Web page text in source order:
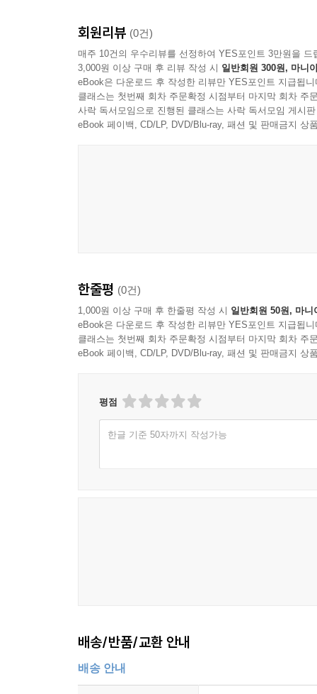
18. 민들레와 씨앗
19. 들국화 바구니
20. 계절 꽃 리스
회원리뷰 (0건)
매주 10건의 우수리뷰를 선정하여 YES포인트 3만원을 드
3,000원 이상 구매 후 리뷰 작성 시 일반회원 300원, 마니
eBook은 다운로드 후 작성한 리뷰만 YES포인트 지급됩니
클래스는 첫번째 회차 주문확정 시점부터 마지막 회차 주
사락 독서모임으로 진행된 클래스는 사락 독서모임 게시
eBook 페이백, CD/LP, DVD/Blu-ray, 패션 및 판매금지 상
한줄평 (0건)
1,000원 이상 구매 후 한줄평 작성 시 일반회원 50원, 마니
eBook은 다운로드 후 작성한 리뷰만 YES포인트 지급됩니
클래스는 첫번째 회차 주문확정 시점부터 마지막 회차 주
eBook 페이백, CD/LP, DVD/Blu-ray, 패션 및 판매금지 상
평점
한글 기준 50자까지 작성가능
배송/반품/교환 안내
배송 안내